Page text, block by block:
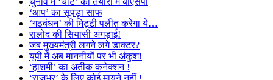
‘आप’ का सूपड़ा साफ
‘गठबंधन’ की मिट्टी पलीत करेगा ये…
रालोद की सियासी अंगड़ाई!
जब मुख्यमंत्री लगने लगे डाक्टर?
यूपी में अब माननीयों पर भी अंकुश!
‘हाशमी’ का अतीक कनेक्शन !
‘राजभर’ के लिए कोई मायने नहीं !